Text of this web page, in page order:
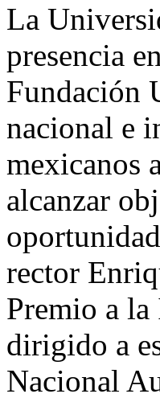
La
presencia
Fundación
nacional e
mexicanos
alcanzar
rector
Premio a
dirigido a
Nacional